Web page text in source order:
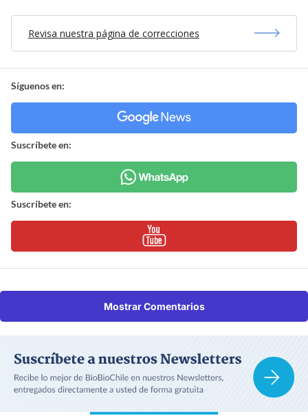
Revisa nuestra página de correcciones
Síguenos en:
Suscríbete en:
Suscríbete en:
Mostrar Comentarios